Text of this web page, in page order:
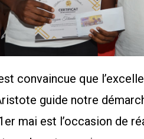
convaincue que
guide notre
mai est l’occasion de